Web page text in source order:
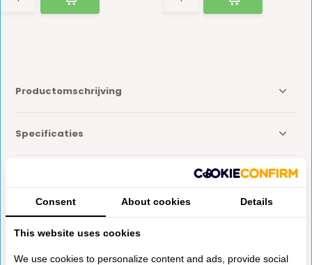
Productomschrijving
Specificaties
Delen
Consent About cookies Details
This website uses cookies
We use cookies to personalize content and ads, provide social